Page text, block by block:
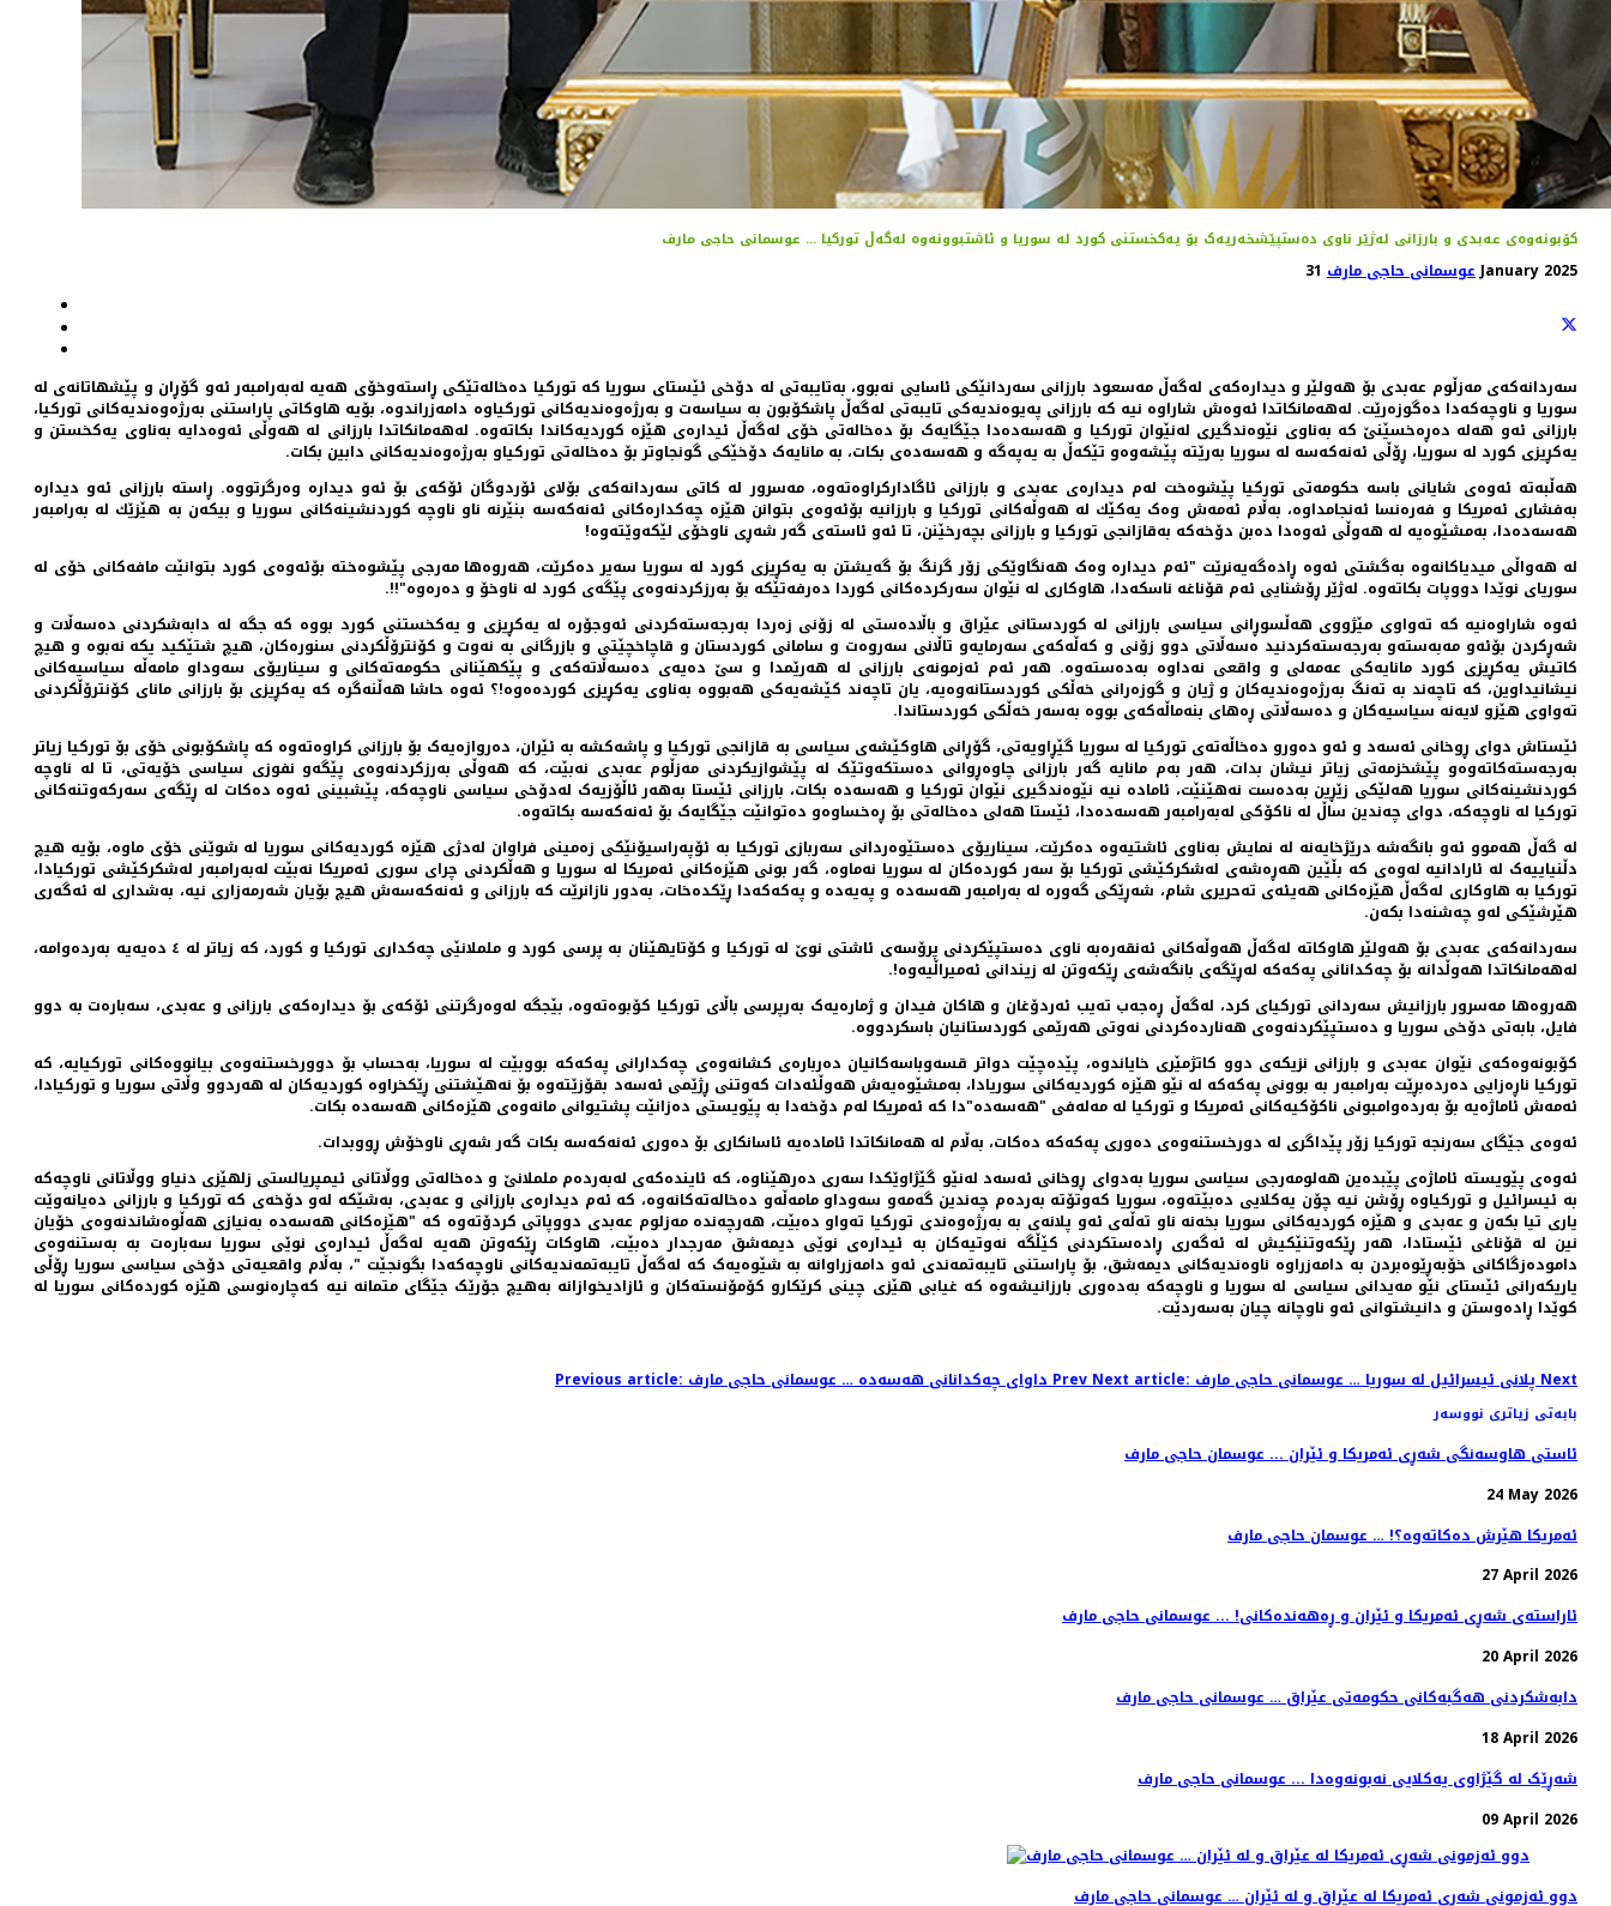
کۆبونەوەی عەبدی و بارزانی لەژێر ناوی دەستپێشخەریەک بۆ یەکخستنی کورد لە سوریا و ئاشتبوونەوە لەگەڵ تورکیا ... عوسمانی حاجی مارف
عوسمانی حاجی مارف31 January 2025
سەردانەکەی مەزڵوم عەبدی بۆ هەولێر و دیدارەکەی لەگەڵ مەسعود بارزانی سەردانێکی ئاسایی نەبوو، بەتایبەتی لە دۆخی ئێستای سوریا کە تورکیا دەخالەتێکی ڕاستەوخۆی هەیە لەبەرامبەر ئەو گۆڕان و پێشهاتانەی لە
سوریا و ناوچەکەدا دەگوزەرێت. لەهەمانکاتدا ئەوەش شاراوە نیە کە بارزانی پەیوەندیەکی تایبەتی لەگەڵ پاشکۆبون بە سیاسەت و بەرژەوەندیەکانی تورکیاوە دامەزراندوە، بۆیە هاوکاتی پاراستنی بەرژەوەندیەکانی تورکیا،
بارزانی ئەو هەلە دەڕەخسێنێ کە بەناوی نێوەندگیری لەنێوان تورکیا و هەسەدەدا جێگایەک بۆ دەخالەتی خۆی لەگەڵ ئیدارەی هێزە کوردیەکاندا بکاتەوە. لەهەمانکاتدا بارزانی لە هەوڵی ئەوەدایە بەناوی یەکخستن و
یەکڕیزی کورد لە سوریا، ڕۆڵی ئەنەکەسە لە سوریا بەرێتە پێشەوەو تێکەڵ بە یەپەگە و هەسەدەی بکات، بە مانایەک دۆخێکی گونجاوتر بۆ دەخالەتی تورکیاو بەرژەوەندیەکانی دابین بکات.
هەڵبەتە ئەوەی شایانی باسە حكومەتی توركیا پێشوەخت لەم دیدارەی عەبدی و بارزانی ئاگاداركراوەتەوە، مەسرور لە کاتی سەردانەکەی بۆلای ئۆردوگان ئۆكەی بۆ ئەو دیدارە وەرگرتووە. ڕاستە بارزانی ئەو دیدارە
بەفشاری ئەمریكا و فەرەنسا ئەنجامداوە، بەڵام ئەمەش وەک یەكێك لە هەوڵەكانی توركیا و بارزانیە بۆئەوەی بتوانن هێزە چەکدارەکانی ئەنەکەسە بنێرنە ناو ناوچە کوردنشینەکانی سوریا و بیکەن بە هێزێك لە بەرامبەر
هەسەدەدا، بەمشێوەیە لە هەوڵی ئەوەدا دەبن دۆخەکە بەقازانجی تورکیا و بارزانی بچەرخێنن، تا ئەو ئاستەی گەر شەڕی ناوخۆی لێکەوێتەوە!
لە هەواڵی میدیاکانەوە بەگشتی ئەوە ڕادەگەیەنرێت "ئەم دیدارە وەک هەنگاوێکی زۆر گرنگ بۆ گەیشتن بە یەکڕیزی کورد لە سوریا سەیر دەکرێت، هەروەها مەرجی پێشوەختە بۆئەوەی کورد بتوانێت مافەکانی خۆی لە
سوریای نوێدا دووپات بکاتەوە. لەژێر ڕۆشنایی ئەم قۆناغە ناسکەدا، هاوکاری لە نێوان سەرکردەکانی کوردا دەرفەتێکە بۆ بەرزکردنەوەی پێگەی کورد لە ناوخۆ و دەرەوە"!!.
ئەوە شاراوەنیە کە تەواوی مێژووی هەڵسوڕانی سیاسی بارزانی لە کوردستانی عێراق و باڵادەستی لە زۆنی زەردا بەرجەستەکردنی ئەوجۆرە لە یەکڕیزی و یەکخستنی کورد بووە کە جگە لە دابەشکردنی دەسەڵات و
شەڕکردن بۆئەو مەبەستەو بەرجەستەکردنید ەسەڵاتی دوو زۆنی و کەڵەکەی سەرمایەو تاڵانی سەروەت و سامانی کوردستان و قاچاخچێتی و بازرگانی بە نەوت و کۆنترۆڵکردنی سنورەکان، هیچ شتێکید یکە نەبوە و هیچ
کاتیش یەکڕیزی کورد مانایەکی عەمەلی و واقعی نەداوە بەدەستەوە. هەر ئەم ئەزمونەی بارزانی لە هەرێمدا و سێ دەیەی دەسەڵاتەکەی و پێکهێنانی حکومەتەکانی و سیناریۆی سەوداو مامەڵە سیاسیەکانی
نیشانیداوین، کە تاچەند بە تەنگ بەرژەوەندیەکان و ژیان و گوزەرانی خەڵکی کوردستانەوەیە، یان تاچەند کێشەیەکی هەبووە بەناوی یەکڕیزی کوردەەوە!؟ ئەوە حاشا هەڵنەگرە کە یەکڕیزی بۆ بارزانی مانای کۆنترۆڵکردنی
تەواوی هێزو لایەنە سیاسیەکان و دەسەڵاتی ڕەهای بنەماڵەکەی بووە بەسەر خەڵکی کوردستاندا.
ئێستاش دوای ڕوخانی ئەسەد و ئەو دەورو دەخاڵەتەی تورکیا لە سوریا گێڕاویەتی، گۆڕانی هاوکێشەی سیاسی بە قازانجی تورکیا و پاشەکشە بە ئێران، دەروازەیەک بۆ بارزانی کراوەتەوە کە پاشکۆبونی خۆی بۆ تورکیا زیاتر
بەرجەستەکاتەوەو پێشخزمەتی زیاتر نیشان بدات، هەر بەم مانایە گەر بارزانی چاوەڕوانی دەستکەوتێک لە پێشوازیکردنی مەزڵوم عەبدی نەبێت، کە هەوڵی بەرزکردنەوەی پێگەو نفوزی سیاسی خۆیەتی، تا لە ناوچە
کوردنشینەکانی سوریا هەلێکی زێڕین بەدەست نەهێنێت، ئامادە نیە نێوەندگیری نێوان تورکیا و هەسەدە بکات، بارزانی ئێستا بەهەر ئاڵۆزیەک لەدۆخی سیاسی ناوچەکە، پێشبینی ئەوە دەکات لە ڕێگەی سەرکەوتنەکانی
تورکیا لە ناوچەکە، دوای چەندین ساڵ لە ناکۆکی لەبەرامبەر هەسەدەدا، ئێستا هەلی دەخالەتی بۆ ڕەخساوەو دەتوانێت جێگایەک بۆ ئەنەکەسە بکاتەوە.
لە گەڵ هەموو ئەو بانگەشە درێژخایەنە لە نمایش بەناوی ئاشتیەوە دەکرێت، سیناریۆی دەستێوەردانی سەربازی تورکیا بە ئۆپەراسیۆنێکی زەمینی فراوان لەدژی هێزە کوردیەکانی سوریا لە شوێنی خۆی ماوە، بۆیە هیچ
دڵنیاییەک لە ئارادانیە لەوەی کە بڵێین هەڕەشەی لەشکرکێشی تورکیا بۆ سەر کوردەکان لە سوریا نەماوە، گەر بونی هێزەکانی ئەمریکا لە سوریا و هەڵکردنی چرای سوری ئەمریکا نەبێت لەبەرامبەر لەشکرکێشی تورکیادا،
تورکیا بە هاوکاری لەگەڵ هێزەکانی هەیئەی تەحریری شام، شەڕێکی گەورە لە بەرامبەر هەسەدە و پەیەدە و پەکەکەدا ڕێکدەخات، بەدور نازانرێت کە بارزانی و ئەنەکەسەش هیچ بۆیان شەرمەزاری نیە، بەشداری لە ئەگەری
هێرشێکی لەو چەشنەدا بکەن.
سەردانەکەی عەبدی بۆ هەولێر هاوکاتە لەگەڵ هەوڵەکانی ئەنقەرەبە ناوی دەستپێکردنی پرۆسەی ئاشتی نوێ لە تورکیا و کۆتایهێنان بە پرسی کورد و ململانێی چەکداری تورکیا و کورد، کە زیاتر لە ٤ دەیەیە بەردەوامە،
لەهەمانکاتدا هەوڵدانە بۆ چەکدانانی پەکەکە لەڕێگەی بانگەشەی ڕێکەوتن لە زیندانی ئەمیراڵیەوە!.
هەروەها مەسرور بارزانیش سەردانی تورکیای کرد، لەگەڵ ڕەجەب تەیب ئەردۆغان و هاکان فیدان و ژمارەیەک بەرپرسی باڵای تورکیا کۆبوەتەوە، بێجگە لەوەرگرتنی ئۆکەی بۆ دیدارەکەی بارزانی و عەبدی، سەبارەت بە دوو
فایل، بابەتی دۆخی سوریا و دەستپێکردنەوەی هەناردەکردنی نەوتی هەرێمی کوردستانیان باسکردووە.
کۆبونەوەکەی نێوان عەبدی و بارزانی نزیکەی دوو کاتژمێری خایاندوە، پێدەچێت دواتر قسەوباسەکانیان دەربارەی کشانەوەی چەکدارانی پەکەکە بووبێت لە سوریا، بەحساب بۆ دوورخستنەوەی بیانووەکانی تورکیایە، کە
تورکیا ناڕەزایی دەردەبڕێت بەرامبەر بە بوونی پەکەکە لە نێو هێزە کوردیەکانی سوریادا، بەمشێوەیەش هەوڵئەدات کەوتنی ڕژێمی ئەسەد بقۆزێتەوە بۆ نەهێشتنی ڕێکخراوە کوردیەکان لە هەردوو وڵاتی سوریا و تورکیادا،
ئەمەش ئاماژەیە بۆ بەردەوامبونی ناکۆکیەکانی ئەمریکا و تورکیا لە مەلەفی "هەسەدە"دا کە ئەمریکا لەم دۆخەدا بە پێویستی دەزانێت پشتیوانی مانەوەی هێزەکانی هەسەدە بکات.
ئەوەی جێگای سەرنجە تورکیا زۆر پێداگری لە دورخستنەوەی دەوری پەکەکە دەکات، بەڵام لە هەمانکاتدا ئامادەیە ئاسانکاری بۆ دەوری ئەنەکەسە بکات گەر شەڕی ناوخۆش ڕووبدات.
ئەوەی پێویستە ئاماژەی پێبدەین هەلومەرجی سیاسی سوریا بەدوای ڕوخانی ئەسەد لەنێو گێژاوێکدا سەری دەرهێناوە، کە ئایندەکەی لەبەردەم ململانێ و دەخالەتی ووڵاتانی ئیمپریالستی زلهێزی دنیاو ووڵاتانی ناوچەکە
بە ئیسرائیل و تورکیاوە ڕۆشن نیە چۆن یەکلایی دەبێتەوە، سوریا کەوتۆتە بەردەم چەندین گەمەو سەوداو مامەڵەو دەخالەتەکانەوە، کە ئەم دیدارەی بارزانی و عەبدی، بەشێکە لەو دۆخەی کە تورکیا و بارزانی دەیانەوێت
یاری تیا بکەن و عەبدی و هێزە کوردیەکانی سوریا بخەنە ناو تەڵەی ئەو پلانەی بە بەرژەوەندی تورکیا تەواو دەبێت، هەرچەندە مەزلوم عەبدی دووپاتی کردۆتەوە کە "هێزەکانی هەسەدە بەنیازی هەڵوەشاندنەوەی خۆیان
نین لە قۆناغی ئێستادا، هەر ڕێکەوتنێکیش لە ئەگەری ڕادەستکردنی کێڵگە نەوتیەکان بە ئیدارەی نوێی دیمەشق مەرجدار دەبێت، هاوکات ڕێکەوتن هەیە لەگەڵ ئیدارەی نوێی سوریا سەبارەت بە بەستنەوەی
دامودەزگاکانی خۆبەڕێوەبردن بە دامەزراوە ناوەندیەکانی دیمەشق، بۆ پاراستنی تایبەتمەندی ئەو دامەزراوانە بە شێوەیەک کە لەگەڵ تایبەتمەندیەکانی ناوچەکەدا بگونجێت "، بەڵام واقعیەتی دۆخی سیاسی سوریا ڕۆڵی
یاریکەرانی ئێستای نێو مەیدانی سیاسی لە سوریا و ناوچەکە بەدەوری بارزانیشەوە کە غیابی هێزی چینی کرێکارو کۆمۆنستەکان و ئازادیخوازانە بەهیچ جۆرێک جێگای متمانە نیە کەچارەنوسی هێزە کوردەکانی سوریا لە
کوێدا ڕادەوستن و دانیشتوانی ئەو ناوچانە چیان بەسەردێت.
Previous article: داوای چەکدانانی هەسەدە … عوسمانی حاجی مارفPrev Next article: پلانی ئیسرائیل لە سوریا … عوسمانی حاجی مارفNext
بابەتی زیاتری نووسەر
ئاستی هاوسەنگی شەڕی ئەمریکا و ئێران ... عوسمان حاجی مارف
24 May 2026
ئەمریکا هێرش دەکاتەوە؟! … عوسمان حاجی مارف
27 April 2026
ئاراستەی شەڕی ئەمریکا و ئێران و ڕەهەندەکانی! ... عوسمانی حاجی مارف
20 April 2026
دابەشکردنی هەگبەکانی حکومەتی عێراق … عوسمانی حاجی مارف
18 April 2026
شەڕێک لە گێژاوی یەکلایی نەبونەوەدا ... عوسمانی حاجی مارف
09 April 2026
دوو ئەزمونی شەڕی ئەمریکا لە عێراق و لە ئێران … عوسمانی حاجی مارف